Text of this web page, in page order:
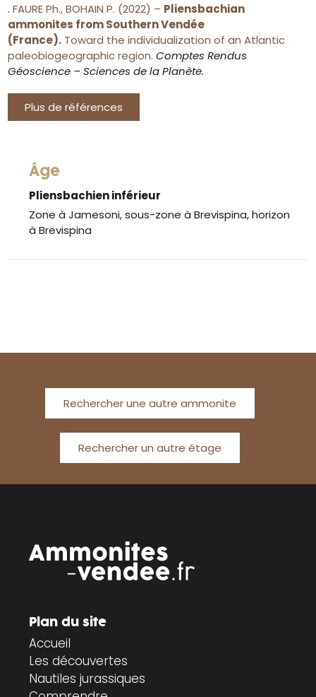
.FAURE Ph., BOHAIN P. (2022) – Pliensbachian
ammonites from Southern Vendée
(France). Toward the individualization of an Atlantic
paleobiogeographic region. Comptes Rendus
Géoscience – Sciences de la Planète.
Plus de références
Âge
Pliensbachien inférieur
Zone à Jamesoni, sous-zone à Brevispina, horizon
à Brevispina
Rechercher une autre ammonite
Rechercher un autre étage
Plan du site
Accueil
Les découvertes
Nautiles jurassiques